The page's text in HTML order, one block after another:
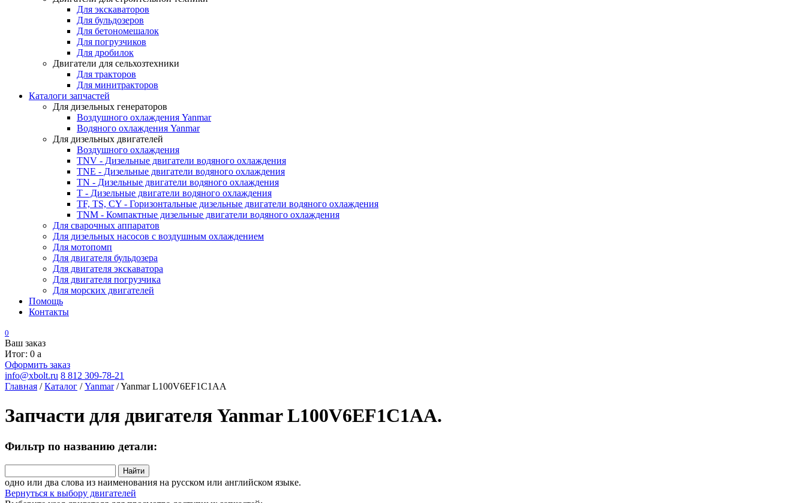
Для экскаваторов
Для бульдозеров
Для бетономешалок
Для погрузчиков
Для дробилок
Двигатели для сельхозтехники
Для тракторов
Для минитракторов
Каталоги запчастей
Для дизельных генераторов
Воздушного охлаждения Yanmar
Водяного охлаждения Yanmar
Для дизельных двигателей
Воздушного охлаждения
TNV - Дизельные двигатели водяного охлаждения
TNE - Дизельные двигатели водяного охлаждения
TN - Дизельные двигатели водяного охлаждения
T - Дизельные двигатели водяного охлаждения
TF, TS, CY - Горизонтальные дизельные двигатели водяного охлаждения
TNM - Компактные дизельные двигатели водяного охлаждения
Для сварочных аппаратов
Для дизельных насосов с воздушным охлаждением
Для мотопомп
Для двигателя бульдозера
Для двигателя экскаватора
Для двигателя погрузчика
Для морских двигателей
Помощь
Контакты
0
Ваш заказ
Итог: 0 a
Оформить заказ
info@xbolt.ru 8 812 309-78-21
Главная /Каталог /Yanmar/Yanmar L100V6EF1C1AA
Запчасти для двигателя Yanmar L100V6EF1C1AA.
Фильтр по названию детали:
Найти
одно или два слова из наименования на русском или английском языке.
Вернуться к выбору двигателей